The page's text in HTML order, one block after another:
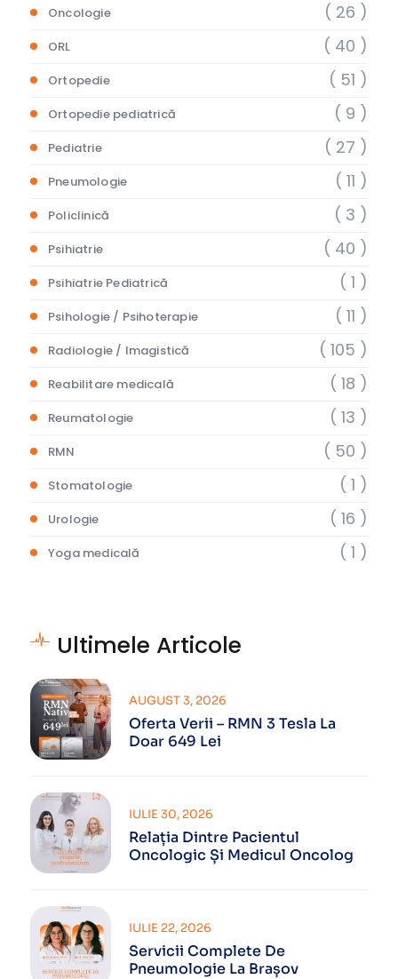
Oncologie ( 26 )
ORL ( 40 )
Ortopedie ( 51 )
Ortopedie pediatrică ( 9 )
Pediatrie ( 27 )
Pneumologie ( 11 )
Policlinică ( 3 )
Psihiatrie ( 40 )
Psihiatrie Pediatrică ( 1 )
Psihologie / Psihoterapie ( 11 )
Radiologie / Imagistică ( 105 )
Reabilitare medicală ( 18 )
Reumatologie ( 13 )
RMN ( 50 )
Stomatologie ( 1 )
Urologie ( 16 )
Yoga medicală ( 1 )
Ultimele Articole
Oferta Verii – RMN 3 Tesla La
Doar 649 Lei
AUGUST 3, 2026
Relația Dintre Pacientul
Oncologic Și Medicul Oncolog
IULIE 30, 2026
Servicii Complete De
Pneumologie La Brașov
IULIE 22, 2026